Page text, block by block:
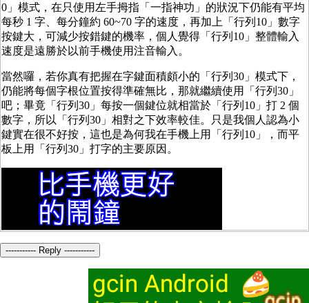
0」模式，在只使用左手拇指「一指神功」的狀況下仍能有平均
每秒 1 字、每分鐘約 60~70 字的速度，再加上「行列10」數字
按鍵大，可減少按錯鍵的機率，個人覺得「行列10」整體輸入
速度是遠勝於以前手機使用注音輸入。
當然囉，若你真有把握在字鍵面積頗小的「行列30」模式下，
仍能將每個字根位置按得準確無比，那就繼續使用「行列30」
吧；畢竟「行列30」每按一個鍵位就相當於「行列10」打 2 個
數字，所以「行列30」相對之下效率較佳。只是我個人認為小
鍵實在很不好按，這也是為何我在手機上用「行列10」，而平
板上用「行列30」打字的主要原因。
----------- Reply -----------